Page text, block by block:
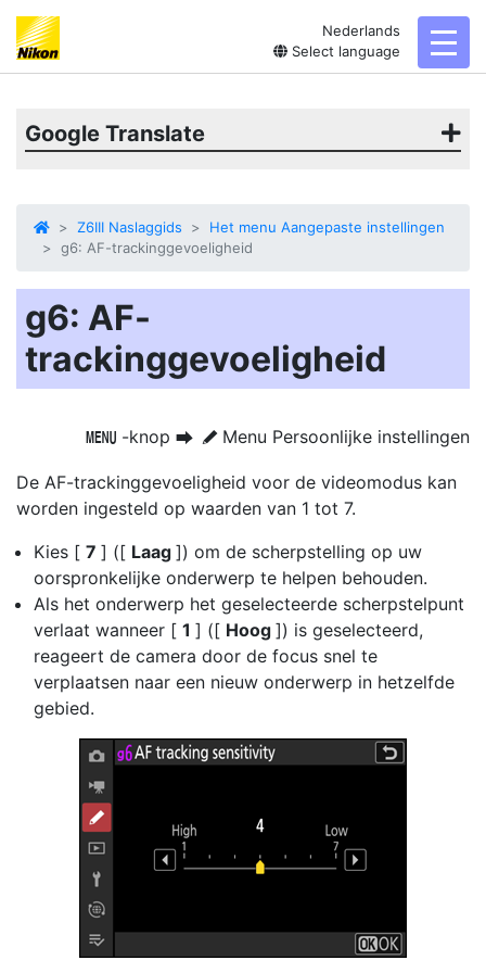
Nederlands
Select language
Google Translate
Z6III Naslaggids
Het menu Aangepaste instellingen
g6: AF-trackinggevoeligheid
g6: AF-
trackinggevoeligheid
G -knop U A Menu Persoonlijke instellingen
De AF-trackinggevoeligheid voor de videomodus kan
worden ingesteld op waarden van 1 tot 7.
Kies [ 7 ] ([ Laag ]) om de scherpstelling op uw
oorspronkelijke onderwerp te helpen behouden.
Als het onderwerp het geselecteerde scherpstelpunt
verlaat wanneer [ 1 ] ([ Hoog ]) is geselecteerd,
reageert de camera door de focus snel te
verplaatsen naar een nieuw onderwerp in hetzelfde
gebied.